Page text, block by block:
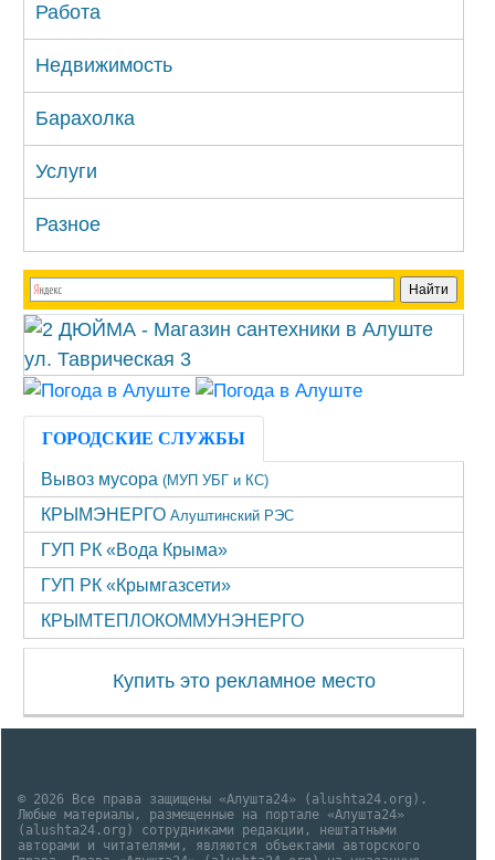
Работа
Недвижимость
Барахолка
Услуги
Разное
ГОРОДСКИЕ СЛУЖБЫ
Вывоз мусора (МУП УБГ и КС)
КРЫМЭНЕРГО Алуштинский РЭС
ГУП РК «Вода Крыма»
ГУП РК «Крымгазсети»
КРЫМТЕПЛОКОММУНЭНЕРГО
Купить это рекламное место
© 2026 Все права защищены «Алушта24» (alushta24.org).
Любые материалы, размещенные на портале «Алушта24»
(alushta24.org) сотрудниками редакции, нештатными
авторами и читателями, являются объектами авторского